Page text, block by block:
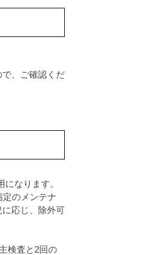
、ご確認くだ
なります。
のメンテナ
応じ、除外可
検査と2回の